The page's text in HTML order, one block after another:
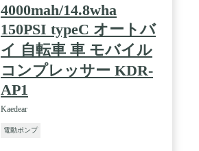
4000mah/14.8wha
150PSI typeC オートバ
イ 自転車 車 モバイル
コンプレッサー KDR-
AP1
Kaedear
電動ポンプ